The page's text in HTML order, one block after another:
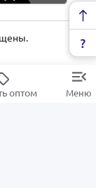
оптом Меню